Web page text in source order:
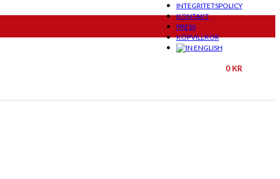
INTEGRITETSPOLICY
KONTAKT
PRESS
KÖPVILLKOR
0 KR